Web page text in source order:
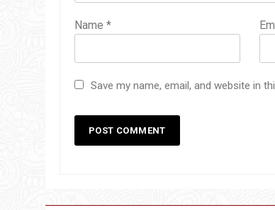
Name *
Save my name, email, and website in